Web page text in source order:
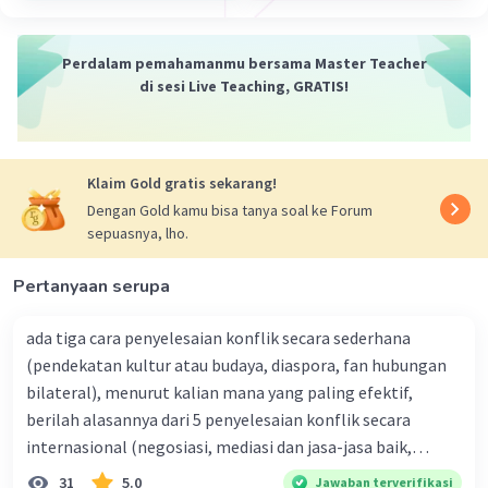
berkembang menjadi buah setelah
seringkali melebar dan memiliki ruas-ruas
yang pendek.
Daun kelopak: beberapa daun kelopak yang
tersusun membentuk kelopak bunga.
Daun mahkota: beberapa daun mahkota
yang tersusun membentuk mahkota
Karpel: bagian bunga yang terdiri dari daun
buah dan menjadi tempat tumbuhnya biji.
Indung telur: bagian bunga yang berisi sel
telur.
Tampuk: bagian bunga yang
menghubungkan indung telur dengan
Perdalam pemahamanmu bersama Master Teacher
di sesi Live Teaching, GRATIS!
Klaim Gold gratis sekarang!
Dengan Gold kamu bisa tanya soal ke Forum
sepuasnya, lho.
Pertanyaan serupa
ada tiga cara penyelesaian konflik secara sederhana
(pendekatan kultur atau budaya, diaspora, fan hubungan
bilateral), menurut kalian mana yang paling efektif,
berilah alasannya dari 5 penyelesaian konflik secara
internasional (negosiasi, mediasi dan jasa-jasa baik,
konsiliasi, penyelidikan, dan penyelesaian di bawah
31 5.0 Jawaban terverifikasi